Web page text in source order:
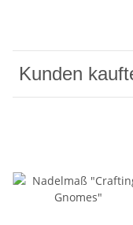
Kunden